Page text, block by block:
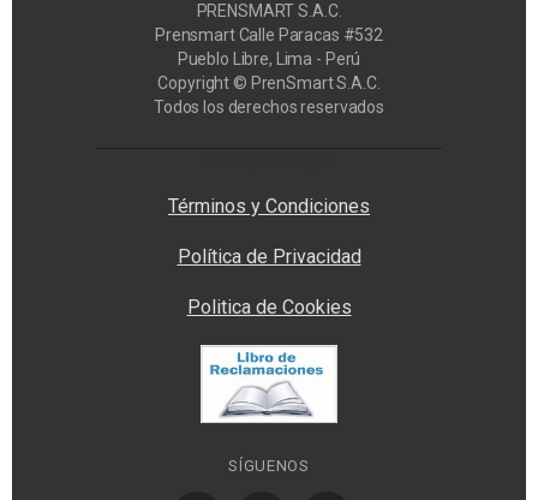
PRENSMART S.A.C.
Prensmart Calle Paracas #532
Pueblo Libre, Lima - Perú
Copyright © PrenSmart S.A.C.
Todos los derechos reservados
Términos y Condiciones
Política de Privacidad
Politica de Cookies
SÍGUENOS